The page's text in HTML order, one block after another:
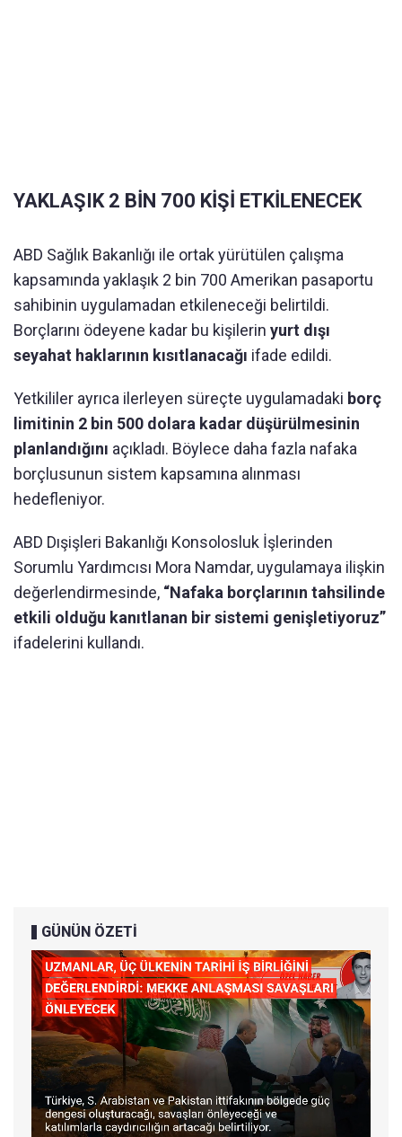
YAKLAŞIK 2 BİN 700 KİŞİ ETKİLENECEK
ABD Sağlık Bakanlığı ile ortak yürütülen çalışma
kapsamında yaklaşık 2 bin 700 Amerikan pasaportu
sahibinin uygulamadan etkileneceği belirtildi.
Borçlarını ödeyene kadar bu kişilerin yurt dışı
seyahat haklarının kısıtlanacağı ifade edildi.
Yetkililer ayrıca ilerleyen süreçte uygulamadaki borç
limitinin 2 bin 500 dolara kadar düşürülmesinin
planlandığını açıkladı. Böylece daha fazla nafaka
borçlusunun sistem kapsamına alınması
hedefleniyor.
ABD Dışişleri Bakanlığı Konsolosluk İşlerinden
Sorumlu Yardımcısı Mora Namdar, uygulamaya ilişkin
değerlendirmesinde, “Nafaka borçlarının tahsilinde
etkili olduğu kanıtlanan bir sistemi genişletiyoruz”
ifadelerini kullandı.
GÜNÜN ÖZETİ